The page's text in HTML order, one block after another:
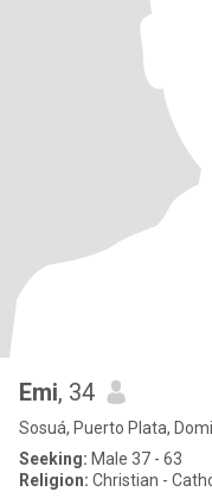
Emi, 34
Sosuá, Puerto Plata,
Seeking: Male 37 - 63
Religion: Christian -